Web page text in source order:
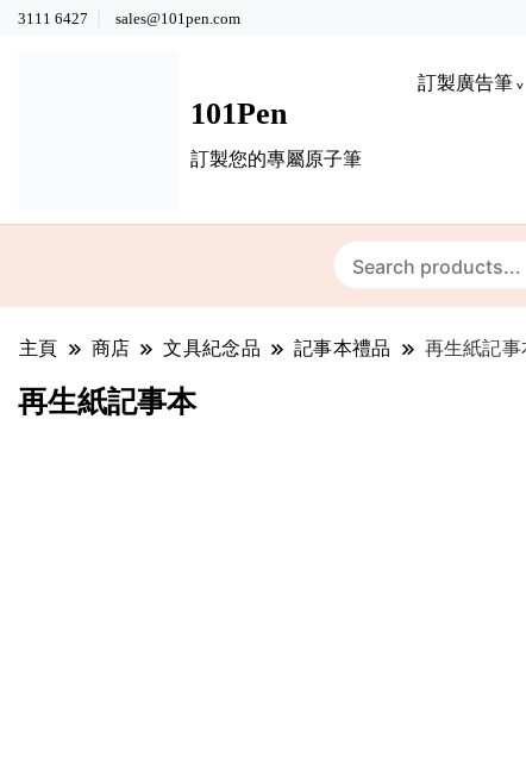
3111 6427 sales@101pen.com
101Pen
訂製您的專屬原子筆
訂製廣告筆
主頁 商店 文具紀念品 記事本禮品 再生紙記事
再生紙記事本